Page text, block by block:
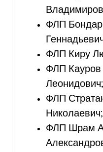
ФЛП
ФЛП Киру
ФЛП Кауров
Леонидович;
ФЛП
Николаевич;
ФЛП Шрам